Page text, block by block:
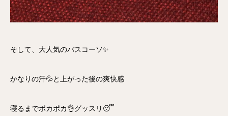
そして、大人気のバスコーソ✨
かなりの汗💦と上がった後の爽快感
寝るまでポカポカ👌グッスリ😴